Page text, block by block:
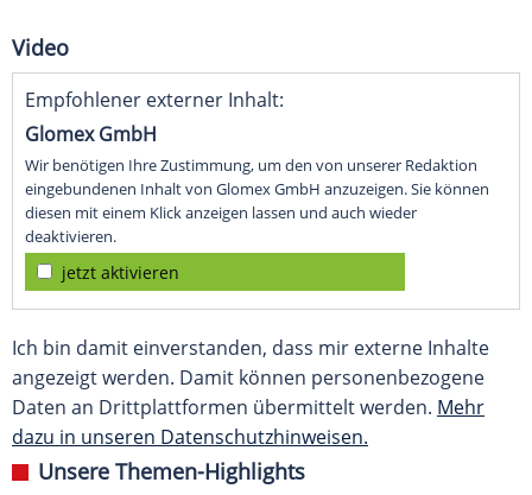
Video
Empfohlener externer Inhalt:
Glomex GmbH
Wir benötigen Ihre Zustimmung, um den von unserer Redaktion
eingebundenen Inhalt von Glomex GmbH anzuzeigen. Sie können
diesen mit einem Klick anzeigen lassen und auch wieder
deaktivieren.
jetzt aktivieren
Ich bin damit einverstanden, dass mir externe Inhalte
angezeigt werden. Damit können personenbezogene
Daten an Drittplattformen übermittelt werden. Mehr
dazu in unseren Datenschutzhinweisen.
Unsere Themen-Highlights